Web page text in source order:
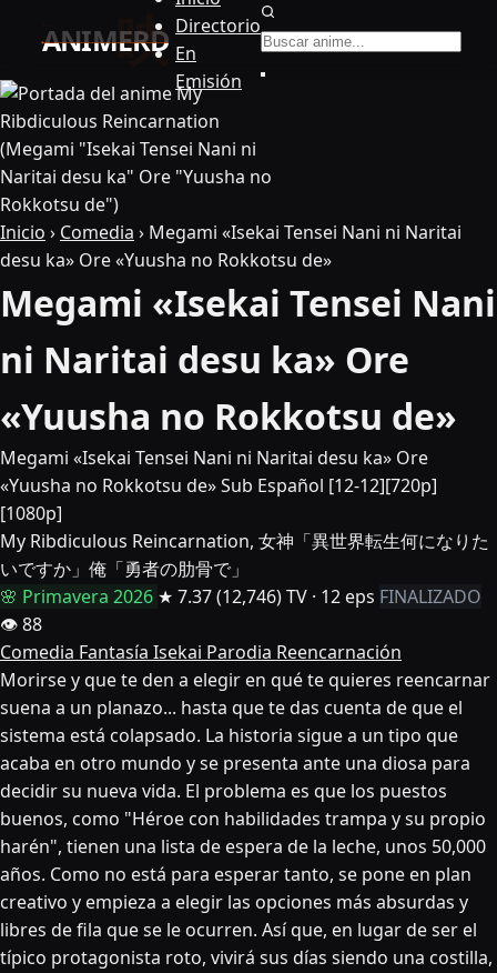
Directorio
En
Emisión
Buscar anime
Inicio › Comedia › Megami «Isekai Tensei Nani ni Naritai
desu ka» Ore «Yuusha no Rokkotsu de»
Megami «Isekai Tensei Nani
ni Naritai desu ka» Ore
«Yuusha no Rokkotsu de»
Megami «Isekai Tensei Nani ni Naritai desu ka» Ore
«Yuusha no Rokkotsu de» Sub Español [12-12][720p]
[1080p]
My Ribdiculous Reincarnation, 女神「異世界転生何になりた
いですか」俺「勇者の肋骨で」
🌸 Primavera 2026 ★ 7.37(12,746)TV · 12 eps FINALIZADO
👁 88
Comedia Fantasía Isekai Parodia Reencarnación
Morirse y que te den a elegir en qué te quieres reencarnar
suena a un planazo... hasta que te das cuenta de que el
sistema está colapsado. La historia sigue a un tipo que
acaba en otro mundo y se presenta ante una diosa para
decidir su nueva vida. El problema es que los puestos
buenos, como "Héroe con habilidades trampa y su propio
harén", tienen una lista de espera de la leche, unos 50,000
años. Como no está para esperar tanto, se pone en plan
creativo y empieza a elegir las opciones más absurdas y
libres de fila que se le ocurren. Así que, en lugar de ser el
típico protagonista roto, vivirá sus días siendo una costilla,